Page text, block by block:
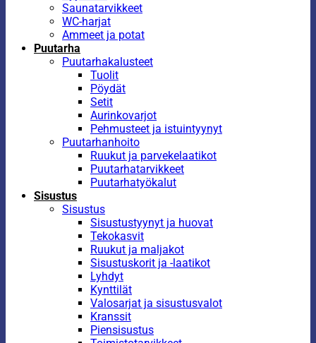
Saunatarvikkeet
WC-harjat
Ammeet ja potat
Puutarha
Puutarhakalusteet
Tuolit
Pöydät
Setit
Aurinkovarjot
Pehmusteet ja istuintyynyt
Puutarhanhoito
Ruukut ja parvekelaatikot
Puutarhatarvikkeet
Puutarhatyökalut
Sisustus
Sisustus
Sisustustyynyt ja huovat
Tekokasvit
Ruukut ja maljakot
Sisustuskorit ja -laatikot
Lyhdyt
Kynttilät
Valosarjat ja sisustusvalot
Kranssit
Piensisustus